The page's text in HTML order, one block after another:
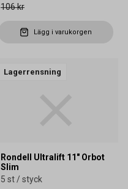
106 kr
Lägg i varukorgen
Lagerrensning
Rondell Ultralift 11" Orbot
Slim
5 st / styck